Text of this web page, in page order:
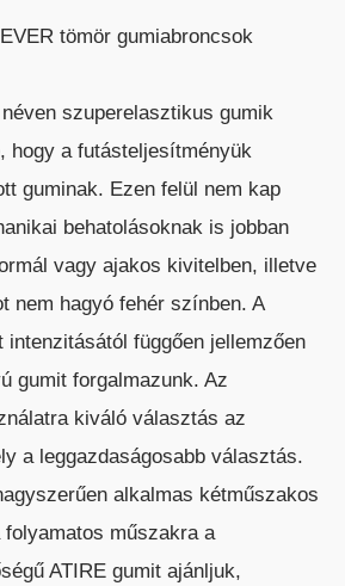
HOMLOKVILLÁS
HOMLOKVILLÁS
TARGONCA
HOMLOKVILLÁS
TARGONCA
tömör gumiabroncsok
szuperelasztikus gumik
hogy a futásteljesítményük
guminak. Ezen felül nem kap
behatolásoknak is jobban
vagy ajakos kivitelben, illetve
nem hagyó fehér színben. A
intenzitásától függően jellemzően
gumit forgalmazunk. Az
kiváló választás az
a leggazdaságosabb választás.
alkalmas kétműszakos
műszakra a
ATIRE gumit ajánljuk,